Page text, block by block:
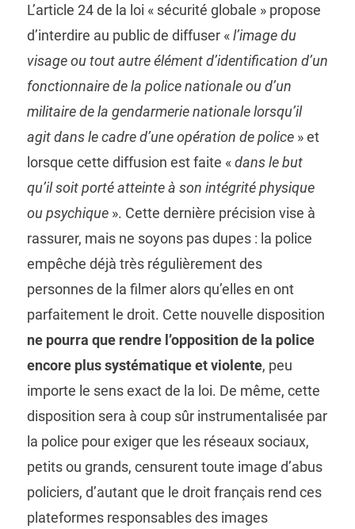
L’article 24 de la loi « sécurité globale » propose
d’interdire au public de diffuser «l’image du
visage ou tout autre élément d’identification d’un
fonctionnaire de la police nationale ou d’un
militaire de la gendarmerie nationale lorsqu’il
agit dans le cadre d’une opération de police» et
lorsque cette diffusion est faite «dans le but
qu’il soit porté atteinte à son intégrité physique
ou psychique». Cette dernière précision vise à
rassurer, mais ne soyons pas dupes : la police
empêche déjà très régulièrement des
personnes de la filmer alors qu’elles en ont
parfaitement le droit. Cette nouvelle disposition
ne pourra que rendre l’opposition de la police
encore plus systématique et violente, peu
importe le sens exact de la loi. De même, cette
disposition sera à coup sûr instrumentalisée par
la police pour exiger que les réseaux sociaux,
petits ou grands, censurent toute image d’abus
policiers, d’autant que le droit français rend ces
plateformes responsables des images